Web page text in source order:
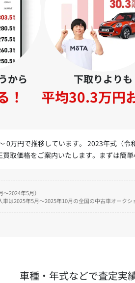
から
！
下取りよりも
平均30.3万円
0万円で推移しています。 2023年式（令
取価格をご案内いたします。まずは簡
2024年5月）
は2025年5月～2025年10月の全国の中古車オークシ
車種・年式などで査定実